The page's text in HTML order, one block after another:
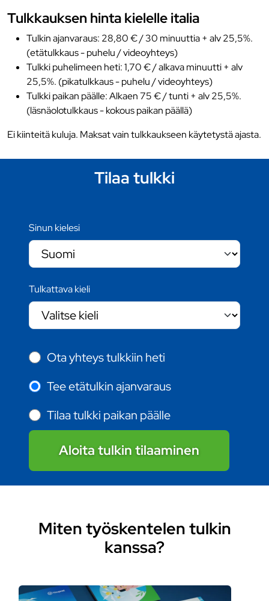
Tulkkauksen hinta kielelle italia
Tulkin ajanvaraus: 28,80 € / 30 minuuttia + alv 25,5%.
(etätulkkaus - puhelu / videoyhteys)
Tulkki puhelimeen heti: 1,70 € / alkava minuutti + alv
25,5%. (pikatulkkaus - puhelu / videoyhteys)
Tulkki paikan päälle: Alkaen 75 € / tunti + alv 25,5%.
(läsnäolotulkkaus - kokous paikan päällä)
Ei kiinteitä kuluja. Maksat vain tulkkaukseen käytetystä ajasta.
Tilaa tulkki
Sinun kielesi
Tulkattava kieli
Ota yhteys tulkkiin heti
Tee etätulkin ajanvaraus
Tilaa tulkki paikan päälle
Aloita tulkin tilaaminen
Miten työskentelen tulkin
kanssa?